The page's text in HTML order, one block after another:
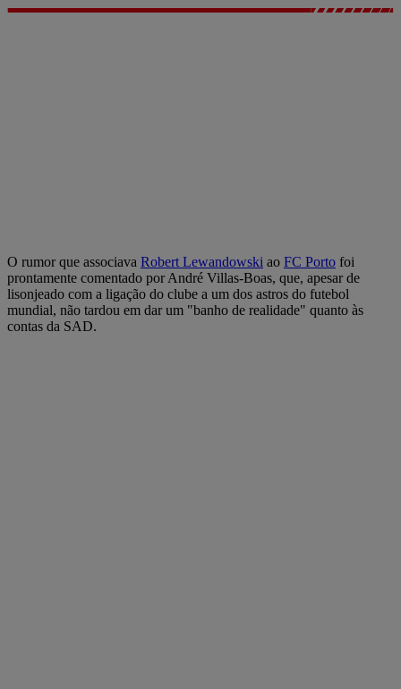
O rumor que associava Robert Lewandowski ao FC Porto foi
prontamente comentado por André Villas-Boas, que, apesar de
lisonjeado com a ligação do clube a um dos astros do futebol
mundial, não tardou em dar um "banho de realidade" quanto às
contas da SAD.